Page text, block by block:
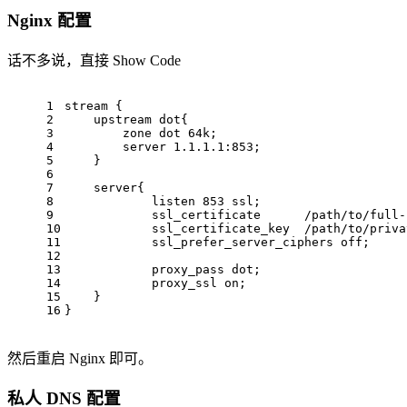
Nginx 配置
话不多说，直接 Show Code
1
2
3
4
5
6
7
8
9
10
11
12
13
14
15
16
stream {
    upstream dot{
        zone dot 64k;
        server 1.1.1.1:853;
    }
    server{
            listen 853 ssl;
ssl_certificate      /path/to/
ssl_certificate_key  /path/to/
            ssl_prefer_server_ciphers off;
            proxy_pass dot;
            proxy_ssl on;
    }
}
然后重启 Nginx 即可。
私人 DNS 配置